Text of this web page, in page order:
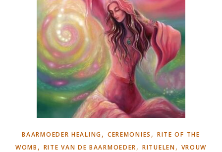
BAARMOEDER HEALING, CEREMONIES , RITE OF THE
WOMB , RITE VAN DE BAARMOEDER,RITUELEN, VROUW